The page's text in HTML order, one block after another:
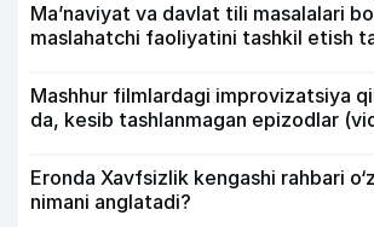
Ma’naviyat va davlat tili masalalari
maslahatchi faoliyatini tashkil etish
Mashhur filmlardagi improvizatsiya
da, kesib tashlanmagan epizodlar
Eronda Xavfsizlik kengashi rahbari
nimani anglatadi?